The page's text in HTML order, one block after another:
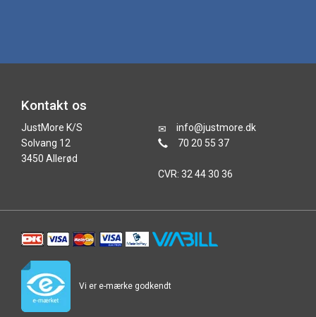
Kontakt os
JustMore K/S
Solvang 12
3450 Allerød
info@justmore.dk
70 20 55 37
CVR: 32 44 30 36
Vi er e-mærke godkendt